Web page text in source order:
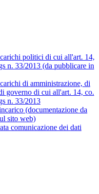
politici di cui all'art. 14,
n. 33/2013 (da pubblicare in
di amministrazione, di
governo di cui all'art. 14, co.
n. 33/2013
(documentazione da
sito web)
comunicazione dei dati